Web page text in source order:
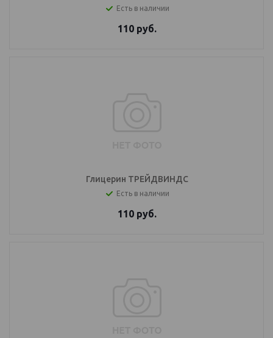
Есть в наличии
110руб.
Глицерин ТРЕЙДВИНДС
Есть в наличии
110руб.